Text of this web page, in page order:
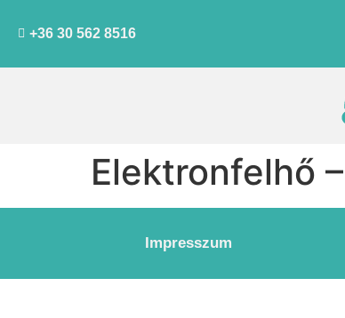
+36 30 562 8516
Elektronfelhő
Impresszum